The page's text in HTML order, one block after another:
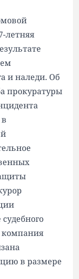
летняя
и наледи. Об
прокуратуры
компания
в размере